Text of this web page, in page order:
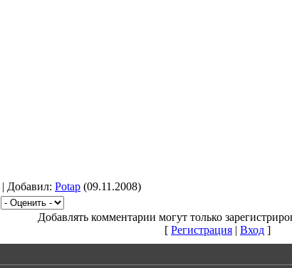
| Добавил: Potap (09.11.2008)
Добавлять комментарии могут только
[ Регистрация | Вход ]